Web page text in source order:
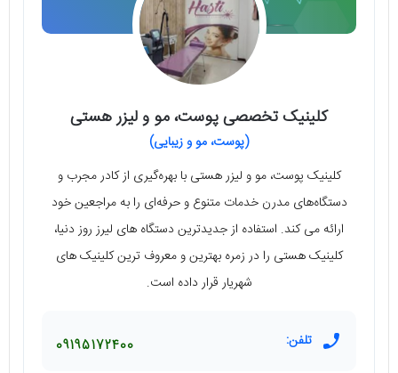
کلینیک تخصصی پوست، مو و لیزر هستی
(پوست، مو و زیبایی)
کلینیک پوست، مو و لیزر هستی با بهره‌گیری از کادر مجرب و
دستگاه‌های مدرن خدمات متنوع و حرفه‌ای را به مراجعین خود
ارائه می کند. استفاده از جدیدترین دستگاه های لیرز روز دنیا،
کلینیک هستی را در زمره بهترین و معروف ترین کلینیک های
شهریار قرار داده است.
تلفن: 09195172400